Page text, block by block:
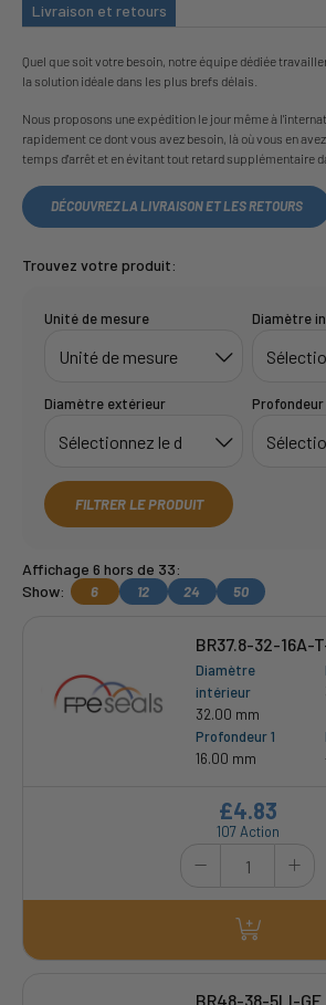
Livraison et retours
Quel que soit votre besoin, notre équipe dédiée
la solution idéale dans les plus brefs délais.
Nous proposons une expédition le jour même à
rapidement ce dont vous avez besoin, là où vous en
temps d'arrêt et en évitant tout retard supplémentaire
DÉCOUVREZ LA LIVRAISON ET LES RETOURS
Trouvez votre produit:
Unité de mesure Diamètre
Diamètre extérieur Profondeur
FILTRER LE PRODUIT
Affichage 6 hors de 33:
Show:
6 12 24 50
BR37.8-32-16A-
Diamètre
intérieur
32.00 mm
Profondeur 1
16.00 mm
107 Action
£4.83
BR48-38-5LI-GF